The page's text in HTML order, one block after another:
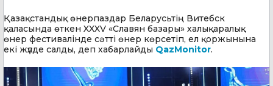
Қазақстандық өнерпаздар Беларусьтің Витебск
қаласында өткен XXXV «Славян базары» халықаралық
өнер фестивалінде сәтті өнер көрсетіп, ел қоржынына
екі жүлде салды, деп хабарлайды QazMonitor.